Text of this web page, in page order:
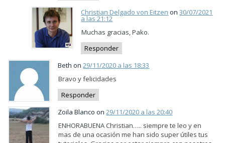
Christian Delgado von Eitzen on30/07/2021
a las 21:12
Muchas gracias, Pako.
Responder
Beth on29/11/2020 a las 18:33
Bravo y felicidades
Responder
Zoila Blanco on29/11/2020 a las 20:40
ENHORABUENA Christian….. siempre te leo y en
mas de una ocasión me han sido super útiles tus